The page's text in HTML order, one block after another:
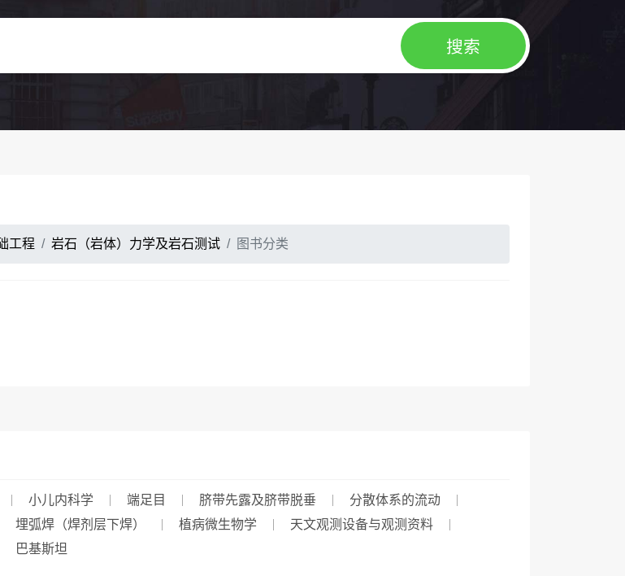
工程 岩石（岩体）力学及岩石测试 图书分类
小儿内科学 端足目 脐带先露及脐带脱垂
分散体系的流动
埋弧焊（焊剂层下焊） 植病微生物学
天文观测设备与观测资料
巴基斯坦